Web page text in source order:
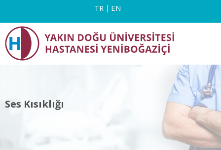
TR EN
Ses Kısıklığı